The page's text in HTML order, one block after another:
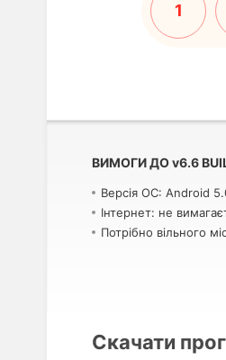
1
ВИМОГИ ДОv6.6
Версія ОС: Android
Інтернет: не
Потрібно вільного
Скачати